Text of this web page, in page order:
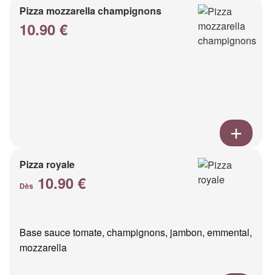
Pizza mozzarella champignons
10.90 €
Pizza royale
Dès 10.90 €
Base sauce tomate, champignons, jambon, emmental,
mozzarella